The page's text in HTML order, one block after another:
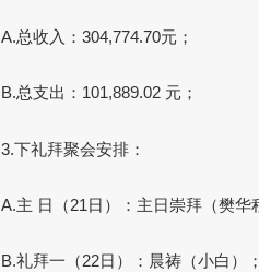
A.总收入：304,774.70元；
B.总支出：101,889.02 元；
3.下礼拜聚会安排：
A.主 日（21日）：主日崇拜（樊华
B.礼拜一（22日）：晨祷（小白）；